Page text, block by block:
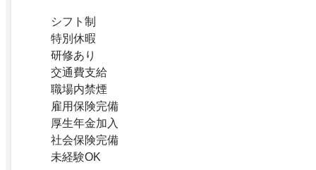
シフト制
特別休暇
研修あり
交通費支給
職場内禁煙
雇用保険完備
厚生年金加入
社会保険完備
未経験OK